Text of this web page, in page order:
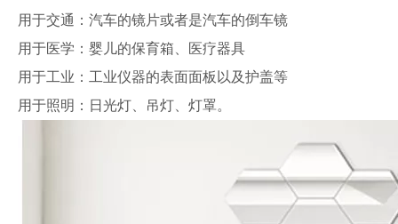
用于交通：汽车的镜片或者是汽车的倒车镜
用于医学：婴儿的保育箱、医疗器具
用于工业：工业仪器的表面面板以及护盖等
用于照明：日光灯、吊灯、灯罩。